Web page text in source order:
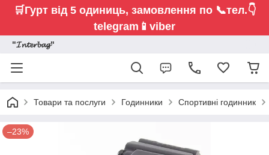
🛒Гурт від 5 одиниць, замовлення по 📞тел.👇
telegram📱viber
"𝓘𝓷𝓽𝓮𝓻𝓫𝓪𝓰"
Товари та послуги Годинники Спортивні годинник
–23%